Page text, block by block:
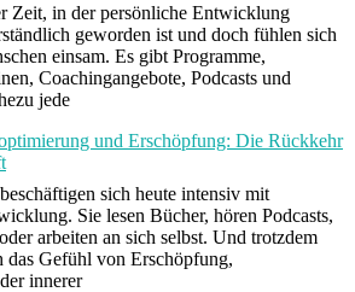
Zeit, in der persönliche Entwicklung
geworden ist und doch fühlen sich
einsam. Es gibt Programme,
Coachingangebote, Podcasts und
jede
und Erschöpfung: Die Rückkehr
sich heute intensiv mit
Sie lesen Bücher, hören Podcasts,
arbeiten an sich selbst. Und trotzdem
das Gefühl von Erschöpfung,
innerer